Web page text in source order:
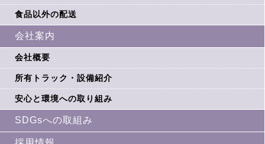
食品以外の配送
会社案内
会社概要
所有トラック・設備紹介
安心と環境への取り組み
SDGsへの取組み